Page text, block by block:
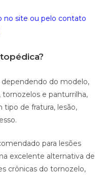
no site ou pelo contato
do modelo,
e panturrilha,
de fratura, lesão,
para lesões
excelente alternativa de
crônicas do tornozelo,